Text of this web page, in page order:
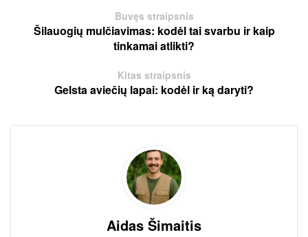
Buvęs straipsnis
Šilauogių mulčiavimas: kodėl tai svarbu ir kaip
tinkamai atlikti?
Kitas straipsnis
Gelsta aviečių lapai: kodėl ir ką daryti?
Aidas Šimaitis